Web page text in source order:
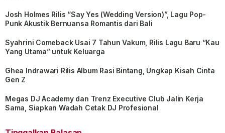
Josh Holmes Rilis “Say Yes (Wedding Version)”, Lagu Pop-
Punk Akustik Bernuansa Romantis dari Bali
Syahrini Comeback Usai 7 Tahun Vakum, Rilis Lagu Baru “Kau
Yang Utama” untuk Keluarga
Ghea Indrawari Rilis Album Rasi Bintang, Ungkap Kisah Cinta
Gen Z
Megas DJ Academy dan Trenz Executive Club Jalin Kerja
Sama, Siapkan Wadah Cetak DJ Profesional